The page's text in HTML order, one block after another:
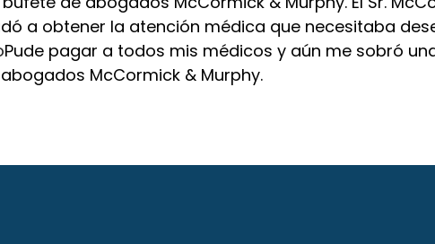
a obtener la atención médica que necesitaba
Pude pagar a todos mis médicos y aún me sobró
McCormick & Murphy.